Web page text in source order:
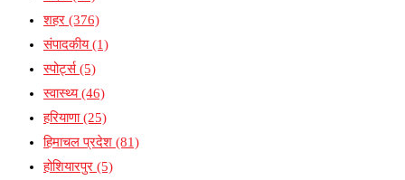
शहर (376)
संपादकीय(1)
स्पोर्ट्स(5)
स्वास्थ्य(46)
हरियाणा(25)
हिमाचल प्रदेश (81)
होशियारपुर (5)